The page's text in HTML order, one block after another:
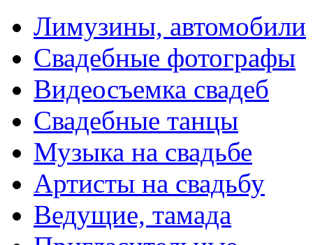
Лимузины, автомобили
Свадебные фотографы
Видеосъемка свадеб
Свадебные танцы
Музыка на свадьбе
Артисты на свадьбу
Ведущие, тамада